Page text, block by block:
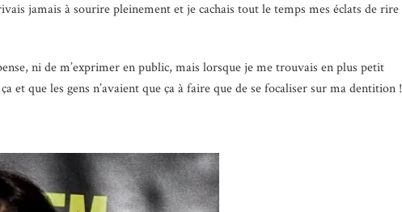
jamais à sourire pleinement et je cachais tout le temps mes éclats de rire
ni de m’exprimer en public, mais lorsque je me trouvais en plus petit
et que les gens n’avaient que ça à faire que de se focaliser sur ma dentition !